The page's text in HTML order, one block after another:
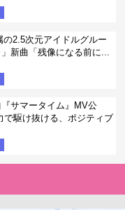
の2.5次元アイドルグルー
新曲「残像になる前に...
サマータイム』MV公
で駆け抜ける、ポジティブ